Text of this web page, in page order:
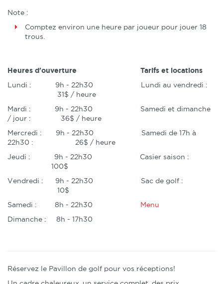
Note :
Comptez environ une heure par joueur pour jouer 18
trous.
Heures d'ouverture Tarifs et locations
Lundi : 9h - 22h30 Lundi au vendredi :
31$ / heure
Mardi : 9h - 22h30 Samedi et dimanche
/ jour : 36$ / heure
Mercredi : 9h - 22h30 Samedi de 17h à
22h30 : 26$ / heure
Jeudi : 9h - 22h30 Casier saison :
100$
Vendredi : 9h - 22h30 Sac de golf :
10$
Samedi : 8h - 22h30 Menu
Dimanche : 8h - 17h30
Réservez le Pavillon de golf pour vos réceptions!